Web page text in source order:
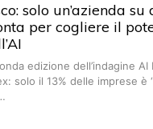
solo un’azienda su
per cogliere il
edizione dell’indagine AI
solo il 13% delle imprese è